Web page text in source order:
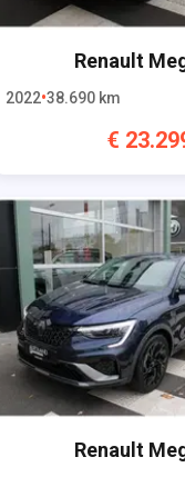
Renault
2022 38.690 km
€
Renault